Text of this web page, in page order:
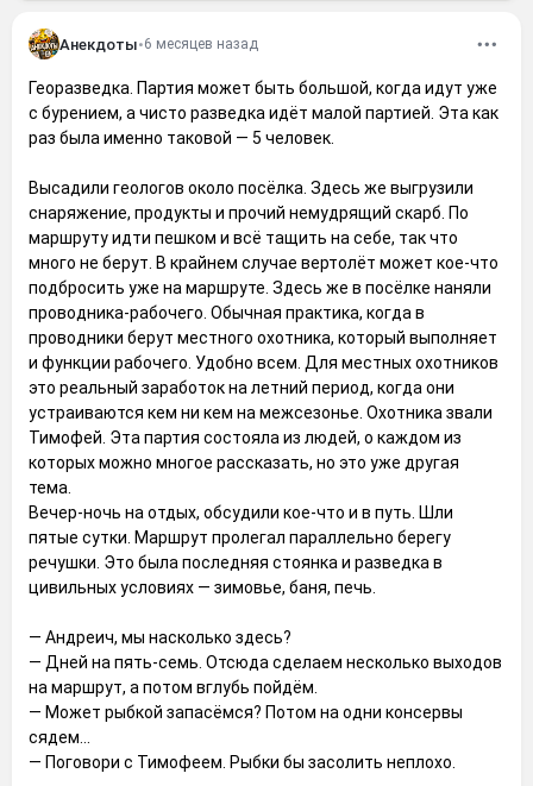
Анекдоты•6 месяцев назад
Георазведка. Партия может быть большой, когда идут уже
с бурением, а чисто разведка идёт малой партией. Эта как
раз была именно таковой — 5 человек.
Высадили геологов около посёлка. Здесь же выгрузили
снаряжение, продукты и прочий немудрящий скарб. По
маршруту идти пешком и всё тащить на себе, так что
много не берут. В крайнем случае вертолёт может кое-что
подбросить уже на маршруте. Здесь же в посёлке наняли
проводника-рабочего. Обычная практика, когда в
проводники берут местного охотника, который выполняет
и функции рабочего. Удобно всем. Для местных охотников
это реальный заработок на летний период, когда они
устраиваются кем ни кем на межсезонье. Охотника звали
Тимофей. Эта партия состояла из людей, о каждом из
которых можно многое рассказать, но это уже другая
тема.
Вечер-ночь на отдых, обсудили кое-что и в путь. Шли
пятые сутки. Маршрут пролегал параллельно берегу
речушки. Это была последняя стоянка и разведка в
цивильных условиях — зимовье, баня, печь.
— Андреич, мы насколько здесь?
— Дней на пять-семь. Отсюда сделаем несколько выходов
на маршрут, а потом вглубь пойдём.
— Может рыбкой запасёмся? Потом на одни консервы
сядем...
— Поговори с Тимофеем. Рыбки бы засолить неплохо.